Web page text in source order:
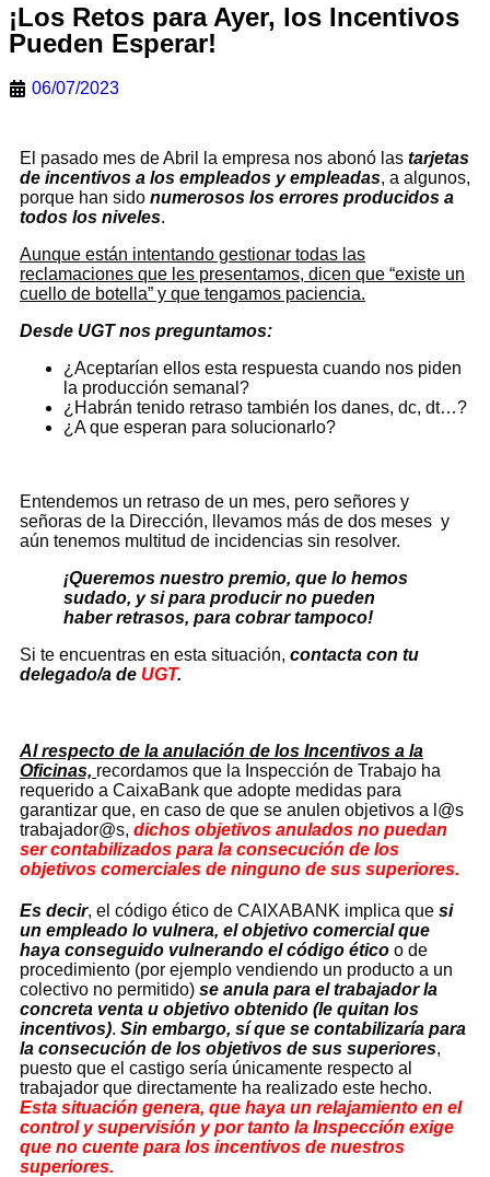
¡Los Retos para Ayer, los Incentivos
Pueden Esperar!
06/07/2023
El pasado mes de Abril la empresa nos abonó las tarjetas
de incentivos a los empleados y empleadas, a algunos,
porque han sido numerosos los errores producidos a
todos los niveles.
Aunque están intentando gestionar todas las
reclamaciones que les presentamos, dicen que “existe un
cuello de botella” y que tengamos paciencia.
Desde UGT nos preguntamos:
¿Aceptarían ellos esta respuesta cuando nos piden
la producción semanal?
¿Habrán tenido retraso también los danes, dc, dt…?
¿A que esperan para solucionarlo?
Entendemos un retraso de un mes, pero señores y
señoras de la Dirección, llevamos más de dos meses y
aún tenemos multitud de incidencias sin resolver.
¡Queremos nuestro premio, que lo hemos
sudado, y si para producir no pueden
haber retrasos, para cobrar tampoco!
Si te encuentras en esta situación, contacta con tu
delegado/a de UGT.
Al respecto de la anulación de los Incentivos a la
Oficinas, recordamos que la Inspección de Trabajo ha
requerido a CaixaBank que adopte medidas para
garantizar que, en caso de que se anulen objetivos a l@s
trabajador@s, dichos objetivos anulados no puedan
ser contabilizados para la consecución de los
objetivos comerciales de ninguno de sus superiores.
Es decir, el código ético de CAIXABANK implica que si
un empleado lo vulnera, el objetivo comercial que
haya conseguido vulnerando el código ético o de
procedimiento (por ejemplo vendiendo un producto a un
colectivo no permitido) se anula para el trabajador la
concreta venta u objetivo obtenido (le quitan los
incentivos). Sin embargo, sí que se contabilizaría para
la consecución de los objetivos de sus superiores,
puesto que el castigo sería únicamente respecto al
trabajador que directamente ha realizado este hecho.
Esta situación genera, que haya un relajamiento en el
control y supervisión y por tanto la Inspección exige
que no cuente para los incentivos de nuestros
superiores.